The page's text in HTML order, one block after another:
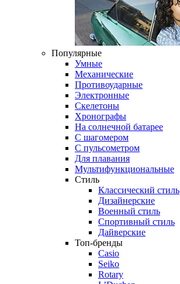
Популярные
Умные
Механические
Противоударные
Электронные
Скелетоны
Хронографы
На солнечной батарее
С шагомером
С пульсометром
Для плавания
Мультифункциональные
Стиль
Классический стиль
Дизайнерские
Военный стиль
Спортивный стиль
Дайверские
Топ-бренды
Casio
Seiko
Rotary